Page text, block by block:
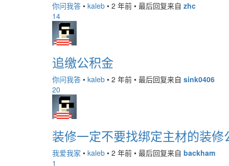
你问我答 • kaleb • 2 年前 • 最后回复来自 zhc
14
追缴公积金
你问我答 • kaleb • 2 年前 • 最后回复来自 sink0406
20
装修一定不要找绑定主材的装修
我爱我家 • kaleb • 2 年前 • 最后回复来自 backham
1